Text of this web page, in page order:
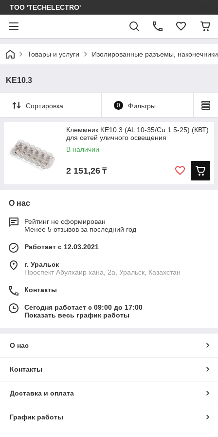
ТОО 'TECHELECTRO'
Товары и услуги Изолированные разъемы,
KE10.3
Сортировка 0 Фильтры
Клеммник KE10.3 (AL 10-35/Cu 1.5-25) (КВТ)
для сетей уличного освещения
В наличии
2 151,26 ₸
О нас
Рейтинг не сформирован
Менее 5 отзывов за последний год
Работает с 12.03.2021
г. Уральск
Проспект Абулхаир хана, 2а, Уральск, Казахстан
Контакты
Сегодня работает с 09:00 до 17:00
Показать весь график работы
О нас
Контакты
Доставка и оплата
График работы